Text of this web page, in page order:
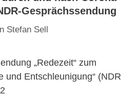
Gesprächssendung
Stefan Sell
„Redezeit“ zum
und Entschleunigung“ (NDR